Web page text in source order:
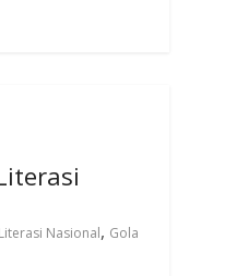
Nasional, Gola